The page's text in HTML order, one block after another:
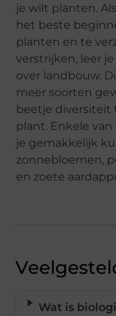
je wilt planten.
het beste
planten en te
verstrijken, leer
over landbouw.
meer soorten
beetje diversiteit
plant. Enkele
je gemakkelijk
zonnebloemen,
en zoete
Wat is